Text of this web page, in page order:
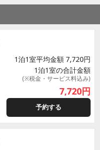
1泊1室平均金額 7,720円
1泊1室の合計金額
(※税金・サービス料込み)
7,720円
予約する